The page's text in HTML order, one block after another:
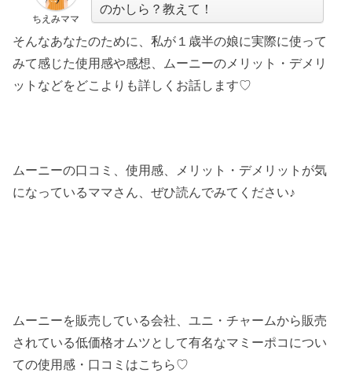
ちえみママ
のかしら？教えて！
そんなあなたのために、私が１歳半の娘に実際に使って
みて感じた使用感や感想、ムーニーのメリット・デメリ
ットなどをどこよりも詳しくお話します♡
ムーニーの口コミ、使用感、メリット・デメリットが気
になっているママさん、ぜひ読んでみてください♪
ムーニーを販売している会社、ユニ・チャームから販売
されている低価格オムツとして有名なマミーポコについ
ての使用感・口コミはこちら♡